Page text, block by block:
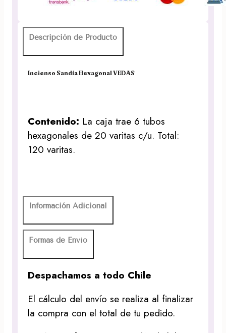
Descripción de Producto
Incienso Sandía Hexagonal VEDAS
Contenido: La caja trae 6 tubos
hexagonales de 20 varitas c/u. Total:
120 varitas.
Información Adicional
Formas de Envío
Despachamos a todo Chile
El cálculo del envío se realiza al finalizar
la compra con el total de tu pedido.